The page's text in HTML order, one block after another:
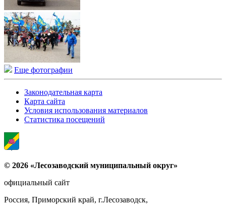
Еще фотографии
Законодательная карта
Карта сайта
Условия использования материалов
Статистика посещений
© 2026 «Лесозаводский муниципальный округ»
официальный сайт
Россия, Приморский край, г.Лесозаводск,